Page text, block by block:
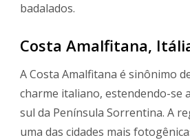
badalados.
Costa Amalfitana,
A Costa Amalfitana é sinônimo
charme italiano, estendendo-se
sul da Península Sorrentina. A
uma das cidades mais